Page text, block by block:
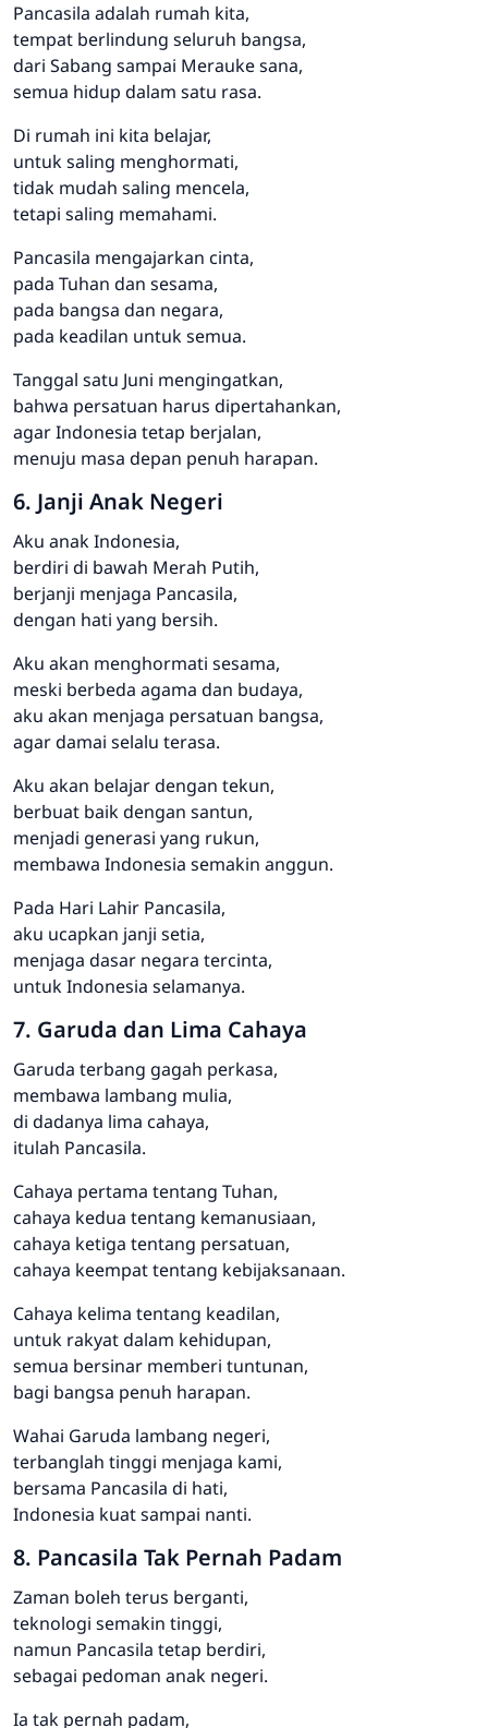
Pancasila adalah rumah kita,
tempat berlindung seluruh bangsa,
dari Sabang sampai Merauke sana,
semua hidup dalam satu rasa.
Di rumah ini kita belajar,
untuk saling menghormati,
tidak mudah saling mencela,
tetapi saling memahami.
Pancasila mengajarkan cinta,
pada Tuhan dan sesama,
pada bangsa dan negara,
pada keadilan untuk semua.
Tanggal satu Juni mengingatkan,
bahwa persatuan harus dipertahankan,
agar Indonesia tetap berjalan,
menuju masa depan penuh harapan.
6. Janji Anak Negeri
Aku anak Indonesia,
berdiri di bawah Merah Putih,
berjanji menjaga Pancasila,
dengan hati yang bersih.
Aku akan menghormati sesama,
meski berbeda agama dan budaya,
aku akan menjaga persatuan bangsa,
agar damai selalu terasa.
Aku akan belajar dengan tekun,
berbuat baik dengan santun,
menjadi generasi yang rukun,
membawa Indonesia semakin anggun.
Pada Hari Lahir Pancasila,
aku ucapkan janji setia,
menjaga dasar negara tercinta,
untuk Indonesia selamanya.
7. Garuda dan Lima Cahaya
Garuda terbang gagah perkasa,
membawa lambang mulia,
di dadanya lima cahaya,
itulah Pancasila.
Cahaya pertama tentang Tuhan,
cahaya kedua tentang kemanusiaan,
cahaya ketiga tentang persatuan,
cahaya keempat tentang kebijaksanaan.
Cahaya kelima tentang keadilan,
untuk rakyat dalam kehidupan,
semua bersinar memberi tuntunan,
bagi bangsa penuh harapan.
Wahai Garuda lambang negeri,
terbanglah tinggi menjaga kami,
bersama Pancasila di hati,
Indonesia kuat sampai nanti.
8. Pancasila Tak Pernah Padam
Zaman boleh terus berganti,
teknologi semakin tinggi,
namun Pancasila tetap berdiri,
sebagai pedoman anak negeri.
Ia tak pernah padam,